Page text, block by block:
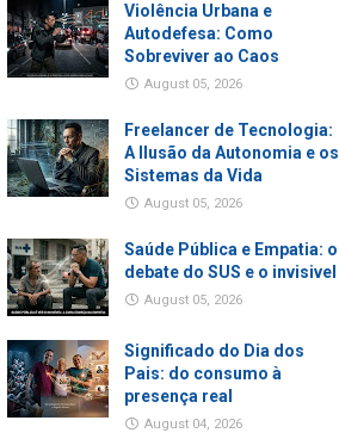
Violência Urbana e
Autodefesa: Como
Sobreviver ao Caos
August 05, 2026
Freelancer de Tecnologia:
A Ilusão da Autonomia e os
Sistemas da Vida
August 05, 2026
Saúde Pública e Empatia: o
debate do SUS e o invisivel
August 05, 2026
Significado do Dia dos
Pais: do consumo à
presença real
August 04, 2026